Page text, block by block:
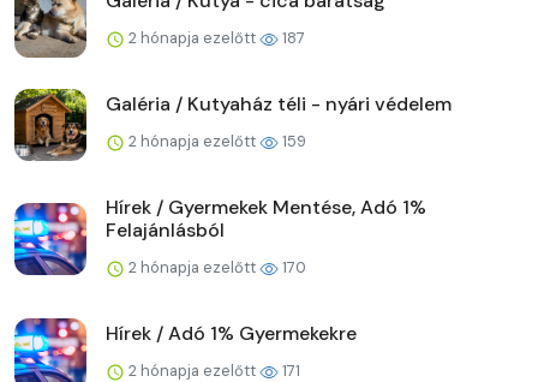
2 hónapja ezelőtt 187
Galéria / Kutyaház téli - nyári védelem
2 hónapja ezelőtt 159
Hírek / Gyermekek Mentése, Adó 1%
Felajánlásból
2 hónapja ezelőtt 170
Hírek / Adó 1% Gyermekekre
2 hónapja ezelőtt 171